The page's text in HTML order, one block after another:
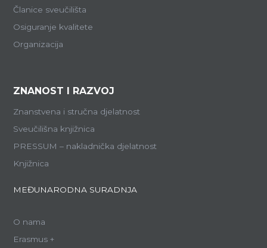
Članice sveučilišta
Osiguranje kvalitete
Organizacija
ZNANOST I RAZVOJ
Znanstvena i stručna djelatnost
Sveučilišna knjižnica
PRESSUM – nakladnička djelatnost
Knjižnica
MEĐUNARODNA SURADNJA
O nama
Erasmus +